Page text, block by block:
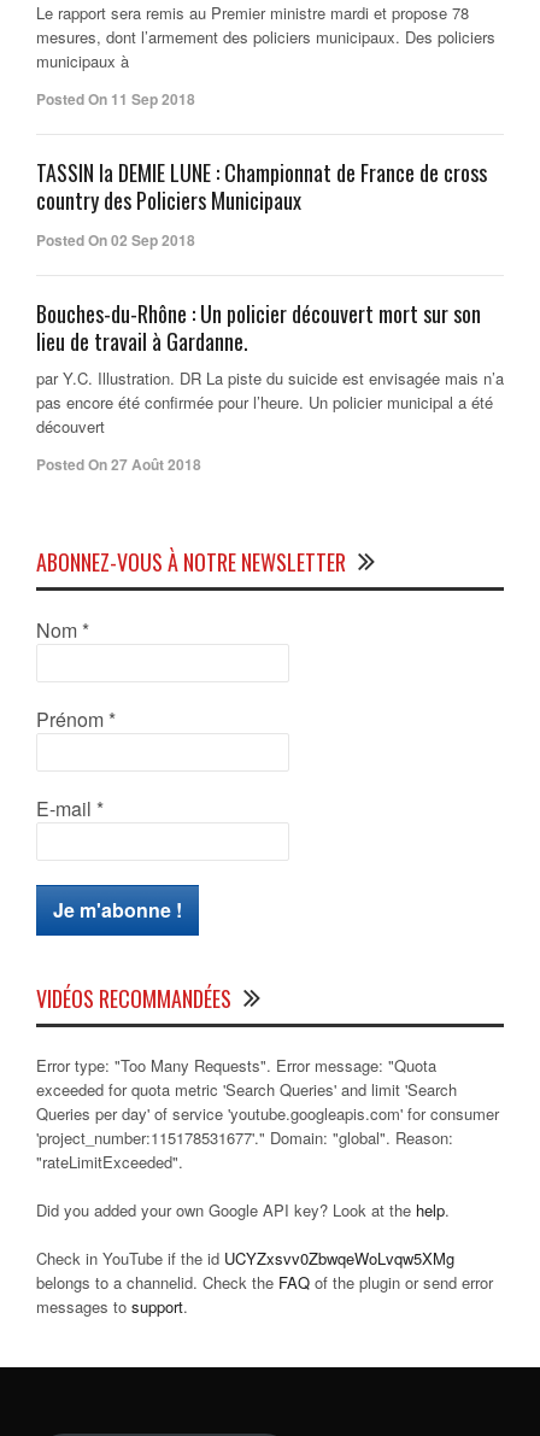
Le rapport sera remis au Premier ministre mardi et propose 78
mesures, dont l’armement des policiers municipaux. Des policiers
municipaux à
Posted On 11 Sep 2018
TASSIN la DEMIE LUNE : Championnat de France de cross
country des Policiers Municipaux
Posted On 02 Sep 2018
Bouches-du-Rhône : Un policier découvert mort sur son
lieu de travail à Gardanne.
par Y.C. Illustration. DR La piste du suicide est envisagée mais n’a
pas encore été confirmée pour l’heure. Un policier municipal a été
découvert
Posted On 27 Août 2018
ABONNEZ-VOUS À NOTRE NEWSLETTER
Nom *
Prénom *
E-mail *
VIDÉOS RECOMMANDÉES
Error type: "Too Many Requests". Error message: "Quota
exceeded for quota metric 'Search Queries' and limit 'Search
Queries per day' of service 'youtube.googleapis.com' for consumer
'project_number:115178531677'." Domain: "global". Reason:
"rateLimitExceeded".
Did you added your own Google API key? Look at the help.
Check in YouTube if the id UCYZxsvv0ZbwqeWoLvqw5XMg
belongs to a channelid. Check the FAQ of the plugin or send error
messages to support.